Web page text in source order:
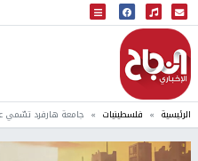
البث المباشر
إذاعة النجاح
الرئيسية فلسطينيات جامعة هارفرد تسّمي عريقات ضمن 4 قيادات